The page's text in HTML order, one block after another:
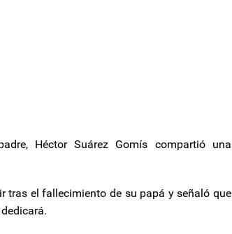
Héctor Suárez Gomís compartió una
tras el fallecimiento de su papá y señaló que